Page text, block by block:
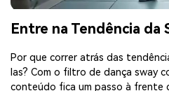
Entre na Tendência da
Por que correr atrás das
las? Com o filtro de dança sway
conteúdo fica um passo à frente